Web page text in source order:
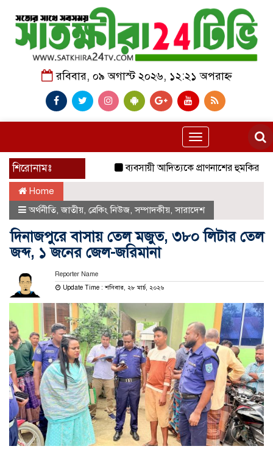
রবিবার, ০৯ অগাস্ট ২০২৬, ১২:২১ অপরাহ্ন
Toggle
navigation
শিরোনামঃ
ব্যবসায়ী আদিত্যকে প্রাণনাশের হুমকির
Home
অর্থনীতি,জাতীয়, ব্রেকিং নিউজ,সম্পাদকীয়,সারাদেশ
দিনাজপুরে বাসায় তেল মজুত, ৩৮০ লিটার তেল
জব্দ, ১ জনের জেল-জরিমানা
Reporter Name
Update Time : শনিবার, ২৮ মার্চ, ২০২৬